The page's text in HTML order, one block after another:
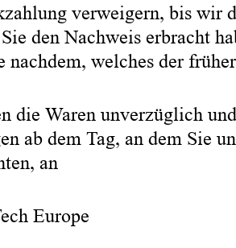
verweigern, bis wir
den Nachweis erbracht
nachdem, welches der
die Waren unverzüglich
ab dem Tag, an dem Sie
an
Europe